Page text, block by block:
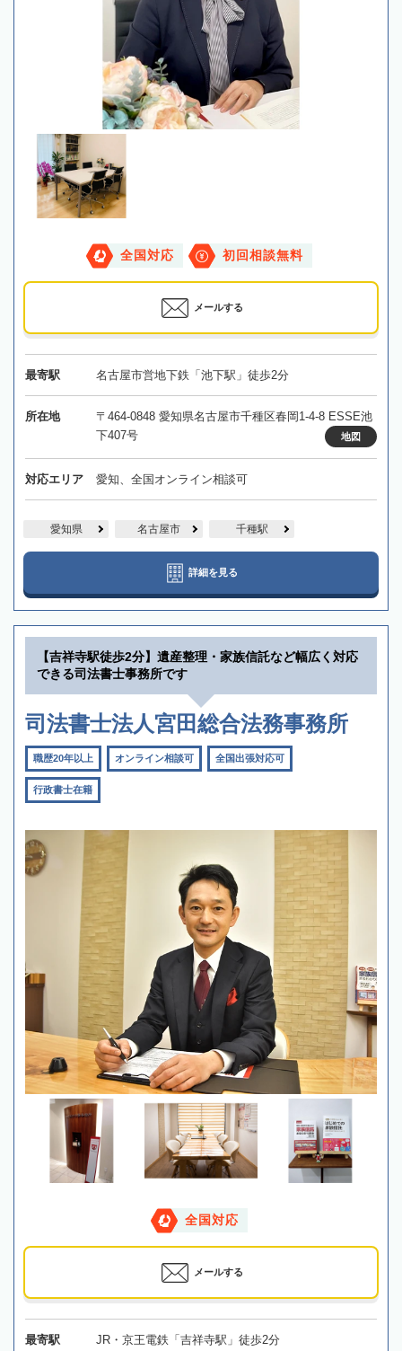
全国対応 初回相談無料
メールする
最寄駅 名古屋市営地下鉄「池下駅」徒歩2分
所在地
〒464-0848 愛知県名古屋市千種区春岡1-4-8 ESSE池
下407号
地図
対応エリア 愛知、全国オンライン相談可
愛知県 名古屋市 千種駅
詳細を見る
【吉祥寺駅徒歩2分】遺産整理・家族信託など幅広く対応
できる司法書士事務所です
司法書士法人宮田総合法務事務所
職歴20年以上 オンライン相談可 全国出張対応可
行政書士在籍
全国対応
メールする
最寄駅 JR・京王電鉄「吉祥寺駅」徒歩2分